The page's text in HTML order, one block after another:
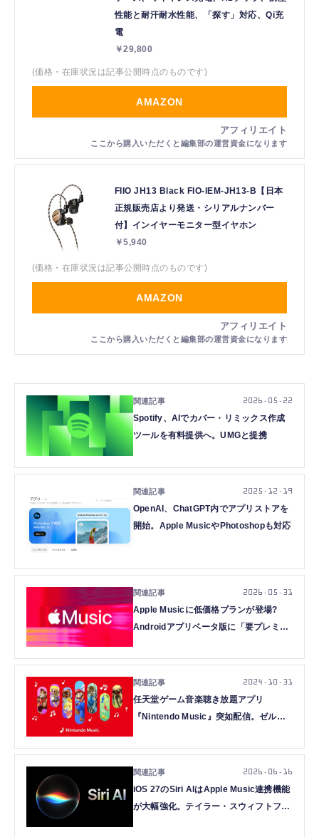
性能と耐汗耐水性能、「探す」対応、Qi充
電
￥29,800
(価格・在庫状況は記事公開時点のものです)
AMAZON
FIIO JH13 Black FIO-IEM-JH13-B【日本
正規販売店より発送・シリアルナンバー
付】インイヤーモニター型イヤホン
￥5,940
(価格・在庫状況は記事公開時点のものです)
AMAZON
Spotify、AIでカバー・リミックス作成
ツールを有料提供へ。UMGと提携
2026.05.22
OpenAI、ChatGPT内でアプリストアを
開始。Apple MusicやPhotoshopも対応
2025.12.19
Apple Musicに低価格プランが登場?
Androidアプリベータ版に「要プレミア
2026.05.31
任天堂ゲーム音楽聴き放題アプリ
『Nintendo Music』突如配信。ゼル
止や曲長指定機能も
2024.10.31
iOS 27のSiri AIはApple Music連携機能
が大幅強化。テイラー・スウィフトファ
2026.06.16